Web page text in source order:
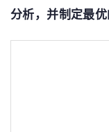
分析，并制定最优